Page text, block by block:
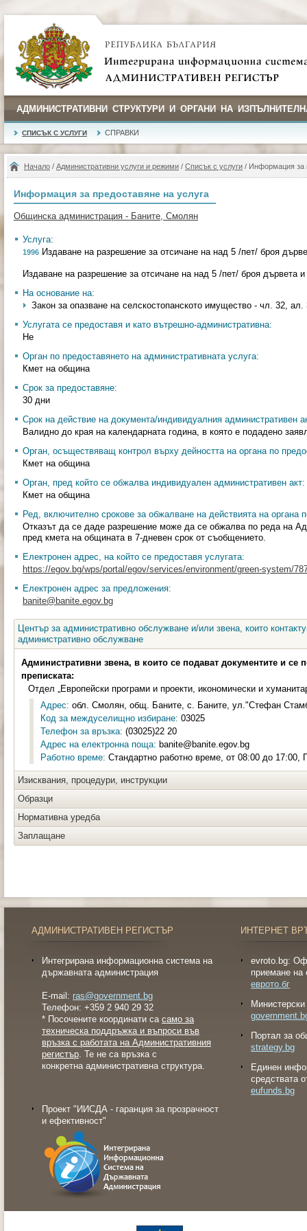
АДМИНИСТРАТИВНИ СТРУКТУРИ И ОРГАНИ НА
СПИСЪК С УСЛУГИ СПРАВКИ
Начало / Административни услуги и режими / Списък с услуги / Информация за
Информация за предоставяне на услуга
Общинска администрация - Баните, Смолян
Услуга:
1996 Издаване на разрешение за отсичане на над 5 /пет/ броя
Издаване на разрешение за отсичане на над 5 /пет/ броя дървета
На основание на:
Закон за опазване на селскостопанското имущество - чл. 32, ал.
Услугата се предоставя и като вътрешно-административна:
Не
Орган по предоставянето на административната услуга:
Кмет на община
Срок за предоставяне:
30 дни
Срок на действие на документа/индивидуалния административен
Валидно до края на календарната година, в която е подадено
Орган, осъществяващ контрол върху дейността на органа по
Кмет на община
Орган, пред който се обжалва индивидуален административен акт:
Кмет на община
Ред, включително срокове за обжалване на действията на органа
Отказът да се даде разрешение може да се обжалва по реда на
пред кмета на общината в 7-дневен срок от съобщението.
Електронен адрес, на който се предоставя услугата:
https://egov.bg/wps/portal/egov/services/environment/green-system/
Електронен адрес за предложения:
banite@banite.egov.bg
Център за административно обслужване и/или звена, които
административно обслужване
Административни звена, в които се подават документите и се
преписката:
Отдел „Европейски програми и проекти, икономически и
Адрес: обл. Смолян, общ. Баните, с. Баните, ул."Стефан
Код за междуселищно избиране: 03025
Телефон за връзка: (03025)22 20
Адрес на електронна поща: banite@banite.egov.bg
Работно време: Стандартно работно време, от 08:00 до 17:00,
Изисквания, процедури, инструкции
Образци
Нормативна уредба
Заплащане
АДМИНИСТРАТИВЕН РЕГИСТЪР
Интегрирана информационна система на
държавната администрация
E-mail: ras@government.bg
Телефон: +359 2 940 29 32
* Посочените координати са само за
техническа поддръжка и въпроси във
връзка с работата на Административния
регистър. Те не са връзка с
конкретна административна структура.
Проект "ИИСДА - гаранция за прозрачност
и ефективност"
ИНТЕРНЕТ
evroto.bg:
приемане на
еврото.бг
Портал за
strategy.bg
Eдинен
средствата
eufunds.bg